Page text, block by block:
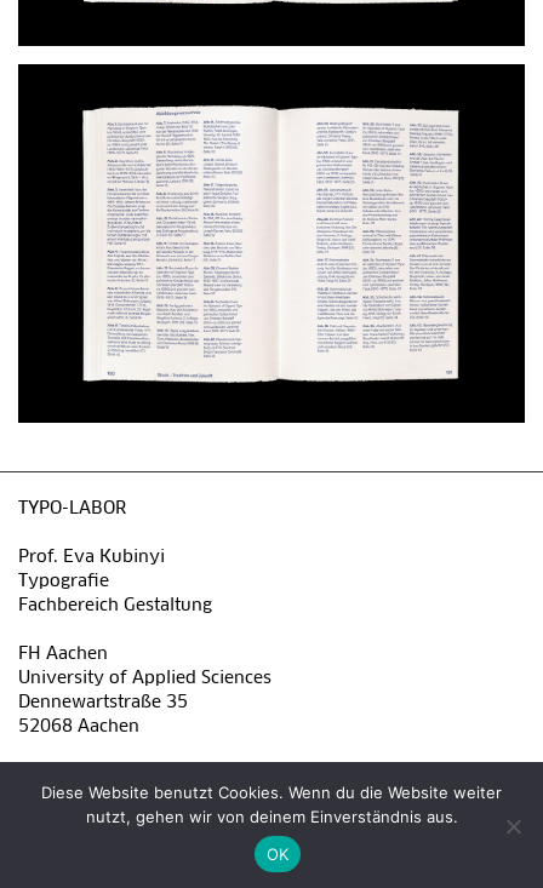
Diese Website benutzt Cookies. Wenn du die Website weiter
nutzt, gehen wir von deinem Einverständnis aus.
OK
TYPO-LABOR
Prof. Eva Kubinyi
Typografie
Fachbereich Gestaltung
FH Aachen
University of Applied Sciences
Dennewartstraße 35
52068 Aachen
Impressum